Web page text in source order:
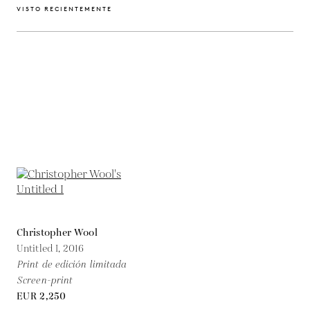
VISTO RECIENTEMENTE
Christopher Wool
Untitled I,2016
Print de edición limitada
Screen-print
EUR 2,250